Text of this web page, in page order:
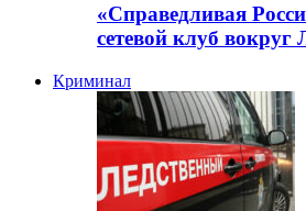
«Справедливая
сетевой клуб
Криминал